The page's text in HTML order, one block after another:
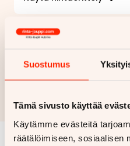
Suostumus
Tämä sivusto käyttää
Käytämme evästeitä
räätälöimiseen, sosiaalisen
Haluan myös
Hae
luottopäätöksen ja